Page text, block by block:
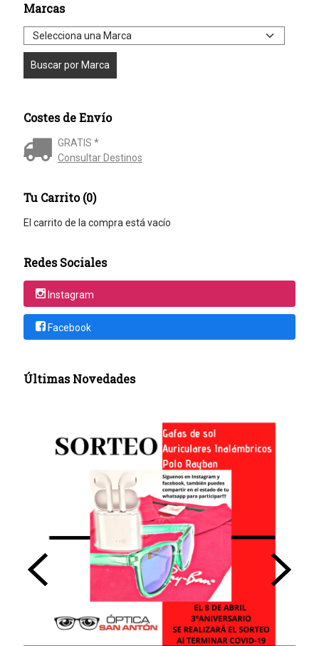
Marcas
Costes de Envío
GRATIS *
Consultar Destinos
Tu Carrito (0)
El carrito de la compra está vacío
Redes Sociales
Instagram
Facebook
Últimas Novedades